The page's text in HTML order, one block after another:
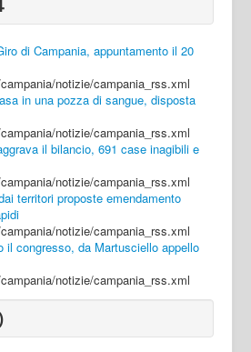
di Campania, appuntamento il 20
notizie/campania_rss.xml
in una pozza di sangue, disposta
notizie/campania_rss.xml
il bilancio, 691 case inagibili e
notizie/campania_rss.xml
territori proposte emendamento
notizie/campania_rss.xml
il congresso, da Martusciello appello
notizie/campania_rss.xml